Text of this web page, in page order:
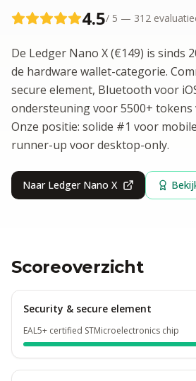
4.5/ 5 — 312
De Ledger Nano X (€149) is sinds
de hardware wallet-categorie.
secure element, Bluetooth voor
ondersteuning voor 5500+ tokens
Onze positie: solide #1 voor
runner-up voor desktop-only.
Naar Ledger Nano X
Scoreoverzicht
Security & secure element
EAL5+ certified STMicroelectronics chip